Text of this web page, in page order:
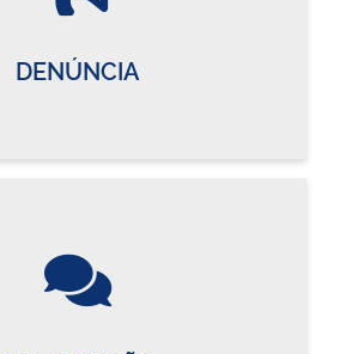
DENÚNCIA